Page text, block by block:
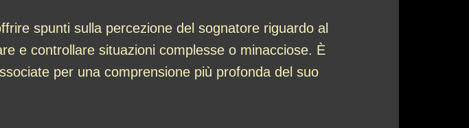
spunti sulla percezione del sognatore riguardo al
e controllare situazioni complesse o minacciose. È
per una comprensione più profonda del suo